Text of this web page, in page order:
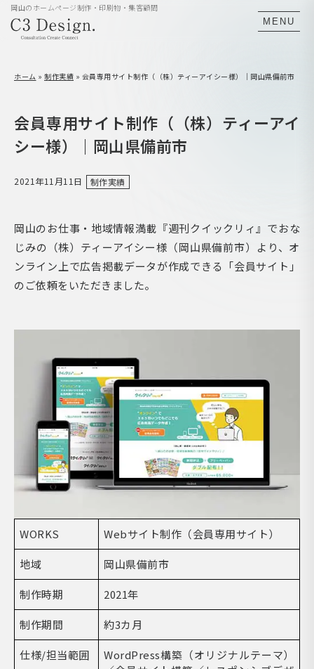
岡山のホームページ制作・印刷物・集客顧問
MENU
ホーム » 制作実績 » 会員専用サイト制作（（株）ティーアイシー様）｜岡山県備前市
会員専用サイト制作（（株）ティーアイ
シー様）｜岡山県備前市
2021年11月11日 制作実績
岡山のお仕事・地域情報満載『週刊クイックリィ』でおな
じみの（株）ティーアイシー様（岡山県備前市）より、オ
ンライン上で広告掲載データが作成できる「会員サイト」
のご依頼をいただきました。
WORKS Webサイト制作（会員専用サイト）
地域 岡山県備前市
制作時期 2021年
制作期間 約3カ月
仕様/担当範囲
WordPress構築（オリジナルテーマ）